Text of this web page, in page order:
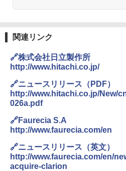
関連リンク
🔗株式会社日立製作所
http://www.hitachi.co.jp/
🔗ニュースリリース（PDF）
http://www.hitachi.co.jp/New/
026a.pdf
🔗Faurecia S.A
http://www.faurecia.com/en
🔗ニュースリリース（英文）
http://www.faurecia.com/en/
acquire-clarion